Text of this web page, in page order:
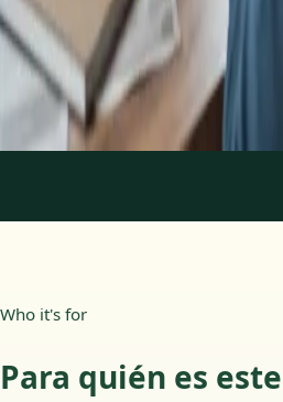
45 min
Más información:Psiquiatría
Who it's for
Para quién es este